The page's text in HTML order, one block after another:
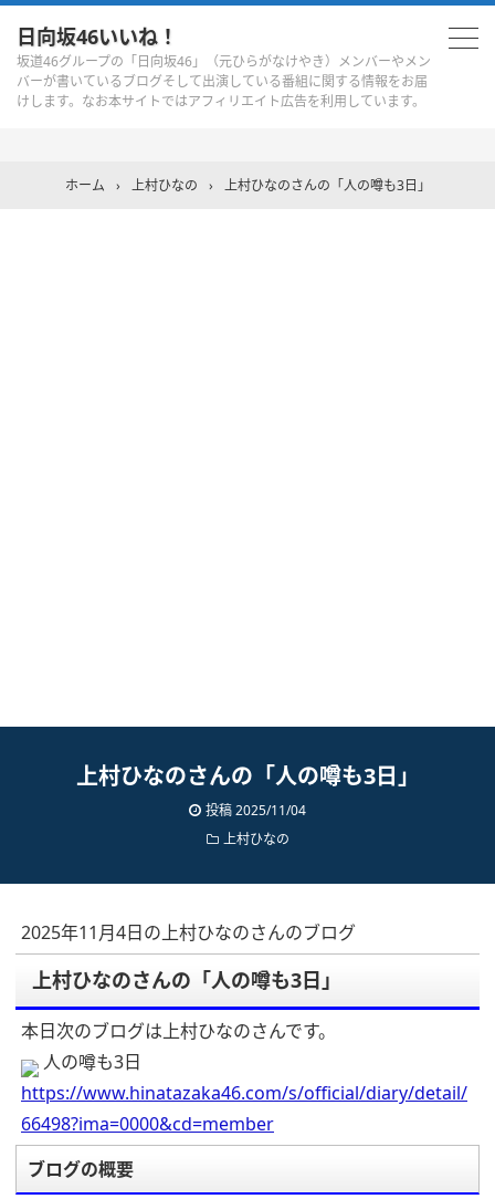
日向坂46いいね！
坂道46グループの「日向坂46」（元ひらがなけやき）メンバーやメン
バーが書いているブログそして出演している番組に関する情報をお届
けします。なお本サイトではアフィリエイト広告を利用しています。
ホーム › 上村ひなの › 上村ひなのさんの「人の噂も3日」
上村ひなのさんの「人の噂も3日」
投稿2025/11/04
上村ひなの
2025年11月4日の上村ひなのさんのブログ
上村ひなのさんの「人の噂も3日」
本日次のブログは上村ひなのさんです。
人の噂も3日
https://www.hinatazaka46.com/s/official/diary/detail/
66498?ima=0000&cd=member
ブログの概要